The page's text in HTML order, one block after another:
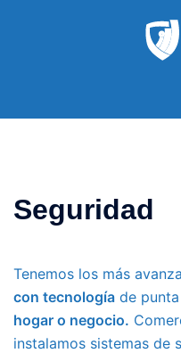
Seguridad
Tenemos los más
con tecnología de
hogar o negocio.
instalamos sistemas de